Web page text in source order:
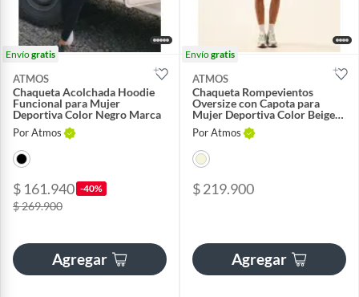
Envíogratis
ATMOS
Chaqueta Acolchada Hoodie
Funcional para Mujer
Deportiva Color Negro Marca
Por Atmos
$ 161.940 -40%
$ 269.900
Agregar
Envíogratis
ATMOS
Chaqueta Rompevientos
Oversize con Capota para
Mujer Deportiva Color Beige
Marca
Por Atmos
$ 219.900
Agregar